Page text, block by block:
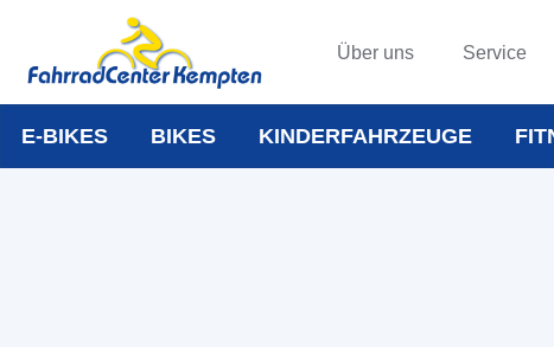
Über uns Service
E-BIKES BIKES KINDERFAHRZEUGE